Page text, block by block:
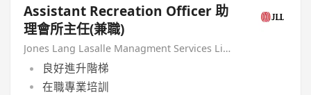
Assistant Recreation Officer 助
理會所主任(兼職)
Jones Lang Lasalle Managment Services Limited
良好進升階梯
在職專業培訓